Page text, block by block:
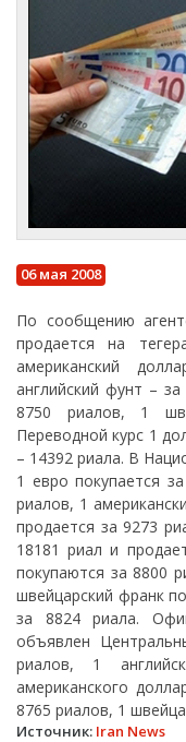
06 мая 2008
По сообщению
продается на
американский
английский фунт –
8750 риалов, 1
Переводной курс 1
– 14392 риала. В
1 евро покупается
риалов, 1
продается за 9273
18181 риал и
покупаются за 8800
швейцарский франк
за 8824 риала.
объявлен
риалов, 1
американского
8765 риалов, 1
Источник: Iran News